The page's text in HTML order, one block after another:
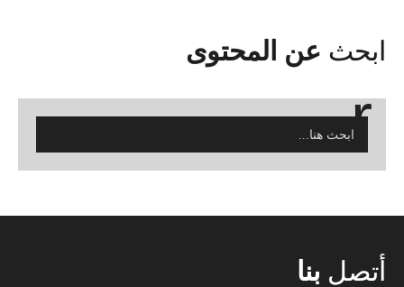
ابحث عن المحتوى
أتصل بنا